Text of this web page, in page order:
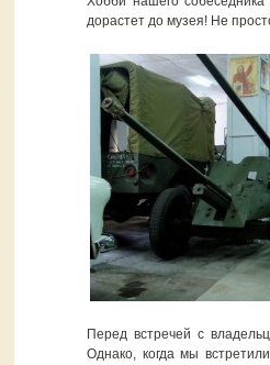
дорастет до музея! Не
Перед встречей с
Однако, когда мы